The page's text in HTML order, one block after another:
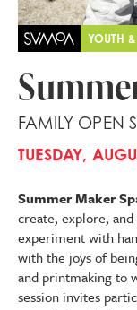
YOUTH
FAMILY OPEN
TUESDAY,
Summer Maker
create, explore,
experiment with
with the joys of
and printmaking to
session invites